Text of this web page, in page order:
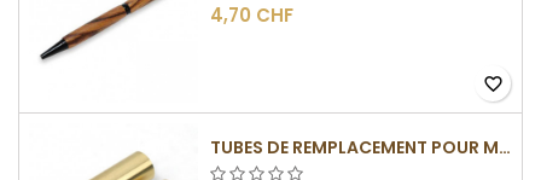
4,70 CHF
favorite_border
TUBES DE REMPLACEMENT POUR MÉCANISME SLIMLINE